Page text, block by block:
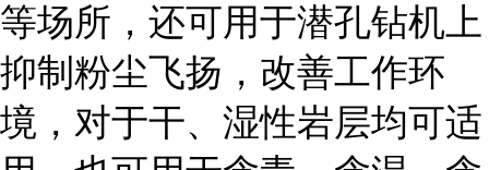
等场所，还可用于潜孔钻机上
抑制粉尘飞扬，改善工作环
境，对于干、湿性岩层均可适